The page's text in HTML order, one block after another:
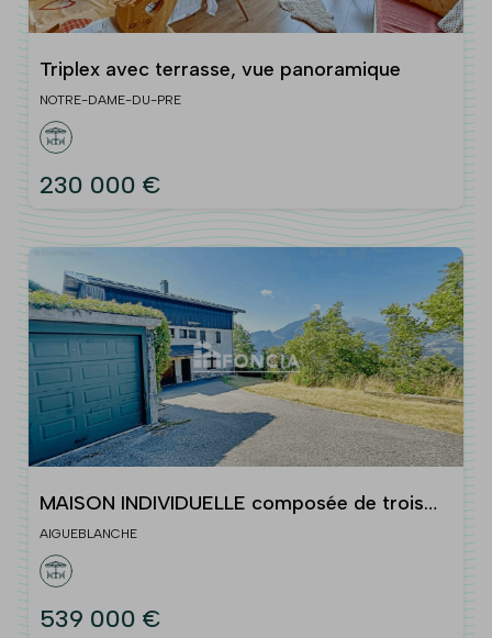
Triplex avec terrasse, vue panoramique
NOTRE-DAME-DU-PRE
230 000 €
MAISON INDIVIDUELLE composée de trois
appartements
AIGUEBLANCHE
539 000 €